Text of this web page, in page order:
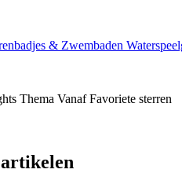
& Zwembaden
Thema Vanaf Favoriete sterren
artikelen